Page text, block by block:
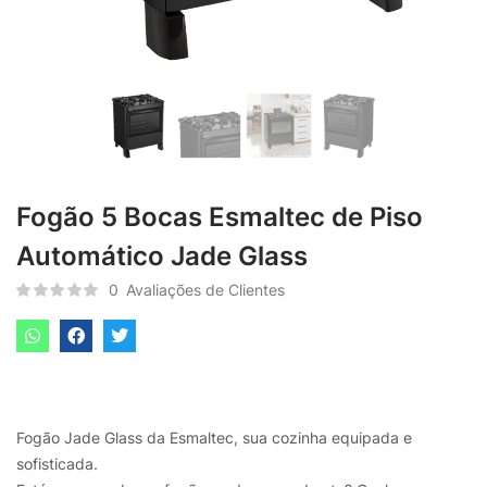
Fogão 5 Bocas Esmaltec de Piso
Automático Jade Glass
0 Avaliações de Clientes
Fogão Jade Glass da Esmaltec, sua cozinha equipada e
sofisticada.